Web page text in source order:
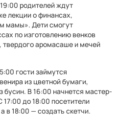
родителей ждут
лекции о финансах,
мамы». Дети смогут
по изготовлению венков
твердого аромасаше и мечей
гости займутся
из цветной бумаги,
бусин. В 16:00 начнется мастер-
до 18:00 посетители
в 18:00 — создать скетчи.